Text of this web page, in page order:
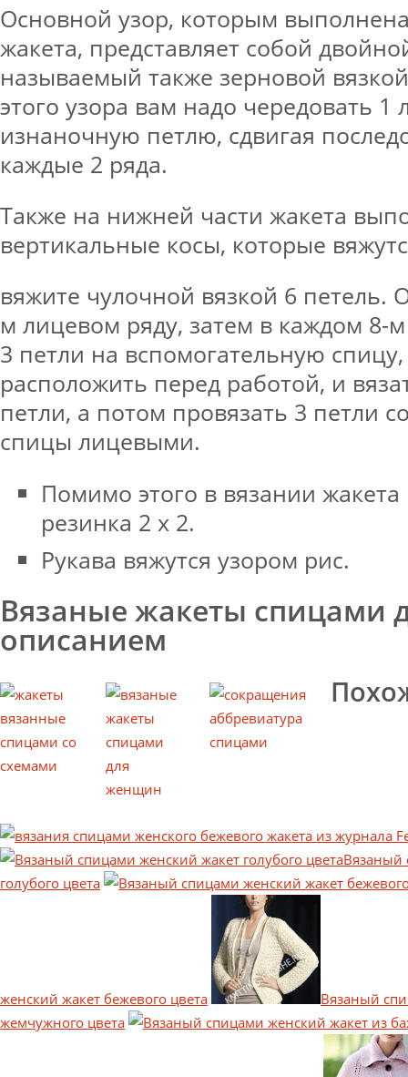
Основной узор, которым
жакета, представляет собой
называемый также зерновой
этого узора вам надо чередовать 1
изнаночную петлю, сдвигая
каждые 2 ряда.
Также на нижней части жакета
вертикальные косы, которые
вяжите чулочной вязкой 6 петель.
м лицевом ряду, затем в каждом 8-
3 петли на вспомогательную
расположить перед работой, и
петли, а потом провязать 3 петли
спицы лицевыми.
Помимо этого в вязании жакета
резинка 2 х 2.
Рукава вяжутся узором рис.
Вязаные жакеты спицами
описанием
Вязаный
голубого цвета
женский жакет бежевого цвета
Вязаный
жемчужного цвета